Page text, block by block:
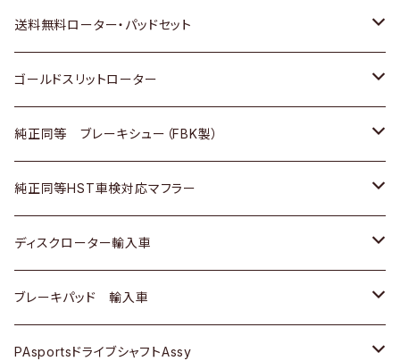
日野
三菱ふそう
ＢＭＷ
日野
三菱ふそう
三菱ふそう
その他
三菱
スバル
ダイハツ
マツダ
三菱
スバル
マツダ
三菱
日産
ダイハツ
マツダ
三菱
スバル
スズキ
日産
いすゞ
ダイハツ
マツダ
三菱
スバル
ホンダ
スズキ
日産
ダイハツ
マツダ
三菱
スバル
トヨタ
ホンダ
日産
いすゞ
ダイハツ
マツダ
三菱
送料無料ローター・パッドセット
トヨタ
ホンダ
スズキ
日産
ダイハツ
マツダ
ゴールドスリットローター
トヨタ
ホンダ
スズキ
日産
ダイハツ
純正同等 ブレーキシュー（FBK製）
ホンダ
スズキ
日産
ダイハツ
純正同等HST車検対応マフラー
トヨタ
ホンダ
スズキ
ディスクローター輸入車
ＡＵＤＩ
ＢＥＮＺ
ブレーキパッド 輸入車
ＢＥＮＺ
PAsportsドライブシャフトAssy